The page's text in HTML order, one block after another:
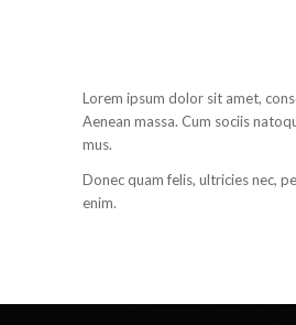
Lorem ipsum dolor sit amet,
Aenean massa. Cum sociis
mus.
Donec quam felis, ultricies nec,
enim.